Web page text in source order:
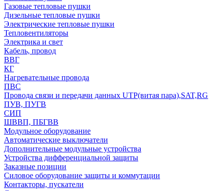
Газовые тепловые пушки
Дизельные тепловые пушки
Электрические тепловые пушки
Тепловентиляторы
Электрика и свет
Кабель, провод
ВВГ
КГ
Нагревательные провода
ПВС
Провода связи и передачи данных UTP(витая пара),SAT,RG
ПУВ, ПУГВ
СИП
ШВВП, ПБГВВ
Модульное оборудование
Автоматические выключатели
Дополнительные модульные устройства
Устройства дифференциальной защиты
Заказные позиции
Силовое оборудование защиты и коммутации
Контакторы, пускатели